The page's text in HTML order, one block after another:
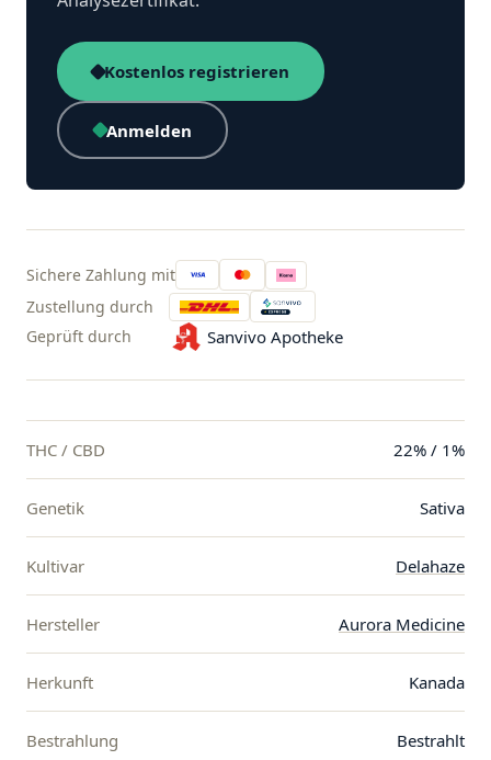
Kostenlos registrieren
Anmelden
Sichere Zahlung mit
Zustellung durch
Geprüft durch
Sanvivo Apotheke
THC / CBD 22% / 1%
Genetik Sativa
Kultivar Delahaze
Hersteller Aurora Medicine
Herkunft Kanada
Bestrahlung Bestrahlt